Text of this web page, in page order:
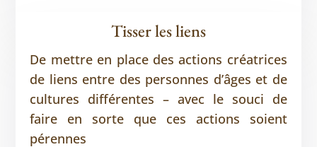
Tisser les liens
De mettre en place des actions créatrices
de liens entre des personnes d’âges et de
cultures différentes – avec le souci de
faire en sorte que ces actions soient
pérennes